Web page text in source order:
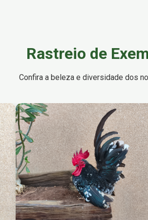
Rastreio de
Confira a beleza e diversidade dos